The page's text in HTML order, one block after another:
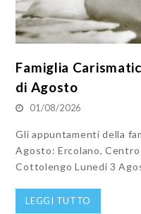
Famiglia
di Agosto
01/08/2026
Gli appuntamenti della
Agosto: Ercolano,
Cottolengo Lunedi 3
LEGGI TUTTO